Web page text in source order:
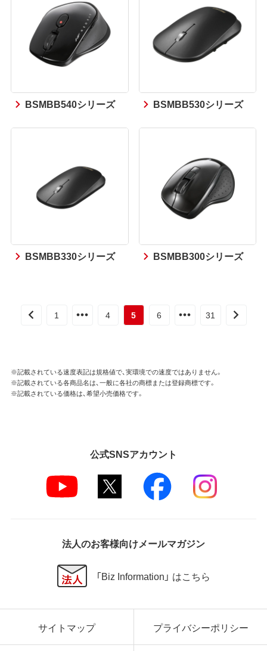
BSMBB540シリーズ BSMBB530シリーズ
BSMBB330シリーズ BSMBB300シリーズ
1 4 5 6 31
※記載されている速度表記は規格値で、実環境での速度ではありません。
※記載されている各商品名は、一般に各社の商標または登録商標です。
※記載されている価格は、希望小売価格です。
公式SNSアカウント
法人のお客様向けメールマガジン
「Biz Information」 はこちら
サイトマップ プライバシーポリシー